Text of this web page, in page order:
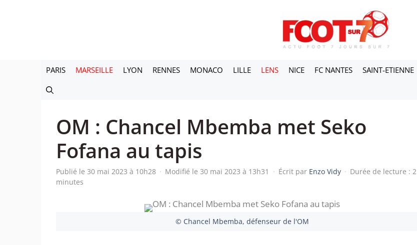
PARIS MARSEILLE LYON RENNES MONACO LILLE LENS NICE FC NANTES SAINT-ETIENNE
OM : Chancel Mbemba met Seko
Fofana au tapis
Publié le 30 mai 2023 à 10h28 · Modifié le 30 mai 2023 à 13h31 · Écrit par Enzo Vidy · Durée de lecture : 2
minutes
© Chancel Mbemba, défenseur de l'OM